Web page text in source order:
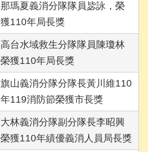
那瑪夏義消分隊隊員毖詠，榮
獲110年局長獎
高台水域救生分隊隊員陳瓊林
榮獲110年局長獎
旗山義消分隊分隊長黃川維110
年119消防節榮獲市長獎
大林義消分隊副分隊長李昭興
榮獲110年績優義消人員局長獎